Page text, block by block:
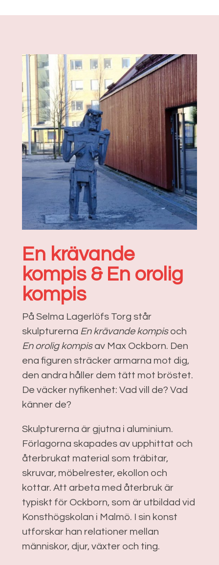
En krävande
kompis & En orolig
kompis
På Selma Lagerlöfs Torg står
skulpturerna En krävande kompisoch
En orolig kompisav Max Ockborn. Den
ena figuren sträcker armarna mot dig,
den andra håller dem tätt mot bröstet.
De väcker nyfikenhet: Vad vill de? Vad
känner de?
Skulpturerna är gjutna i aluminium.
Förlagorna skapades av upphittat och
återbrukat material som träbitar,
skruvar, möbelrester, ekollon och
kottar. Att arbeta med återbruk är
typiskt för Ockborn, som är utbildad vid
Konsthögskolan i Malmö. I sin konst
utforskar han relationer mellan
människor, djur, växter och ting.